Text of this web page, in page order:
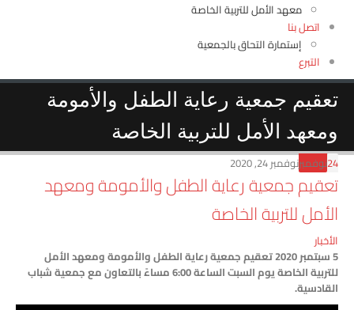
معهد الأمل للتربية الخاصة
بنا
إستمارة التحاق بالجمعية
جمعية رعاية الطفل والأمومة
الأمل للتربية الخاصة
نوفمبر 24, 2020
جمعية رعاية الطفل والأمومة ومعهد
للتربية الخاصة
5 سبتمبر 2020 تعقيم جمعية رعاية الطفل والأمومة ومعهد الأمل
للتربية الخاصة يوم السبت الساعة 6:00 مساءً بالتعاون مع جمعية شباب